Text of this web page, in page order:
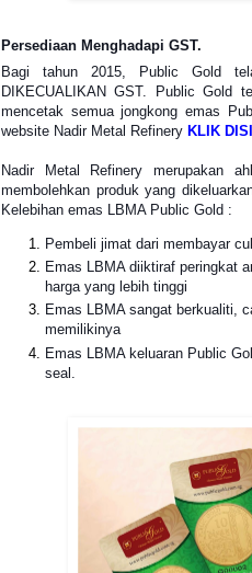
Persediaan Menghadapi GST.
Bagi tahun 2015, Public Gold
DIKECUALIKAN GST. Public Gold
mencetak semua jongkong emas
website Nadir Metal Refinery KLIK
Nadir Metal Refinery merupakan
membolehkan produk yang
Kelebihan emas LBMA Public Gold :
Pembeli jimat dari membayar
Emas LBMA diiktiraf peringkat
harga yang lebih tinggi
Emas LBMA sangat berkualiti,
memilikinya
Emas LBMA keluaran Public
seal.